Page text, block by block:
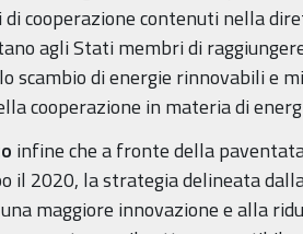
di cooperazione contenuti nella
agli Stati membri di
scambio di energie rinnovabili e
cooperazione in materia di
infine che a fronte della
il 2020, la strategia delineata
maggiore innovazione e alla